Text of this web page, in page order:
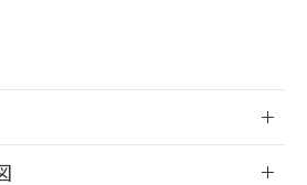
載しておりました。
応品への在庫切替を完了
ら、特段のことがない限
12日より割愛しておりま